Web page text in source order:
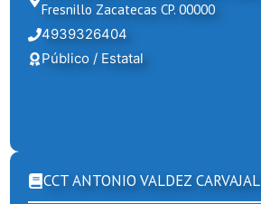
Fresnillo Zacatecas CP. 00000
4939326404
Público / Estatal
CCT ANTONIO VALDEZ CARVAJAL